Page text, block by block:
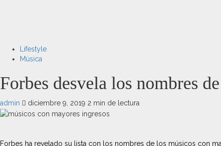
Lifestyle
Música
Forbes desvela los nombres
admin diciembre 9, 2019 2 min de lectura
Forbes ha revelado su lista con los nombres de los músicos con